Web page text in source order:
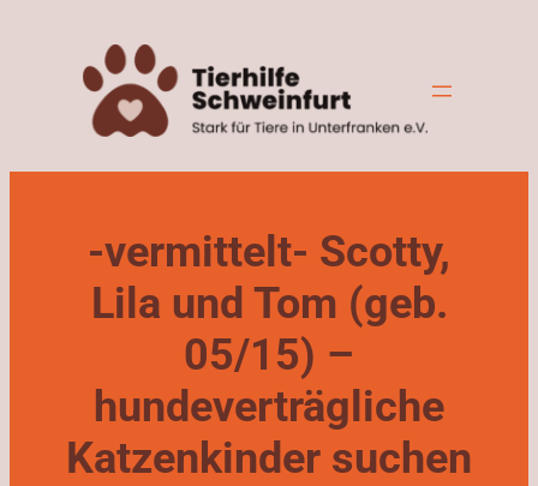
springen
-vermittelt- Scotty,
Lila und Tom (geb.
05/15) –
hundeverträgliche
Katzenkinder suchen